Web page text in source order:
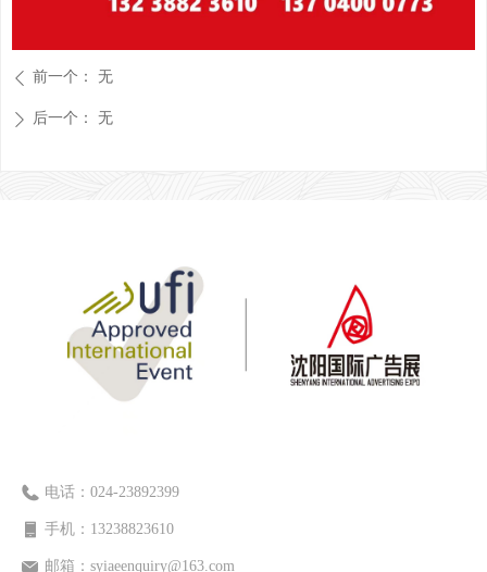
ꄴ 前一个： 无
ꄲ 后一个： 无
电话： 024-23892399
手机： 13238823610
邮箱： syiaeenquiry@163.com